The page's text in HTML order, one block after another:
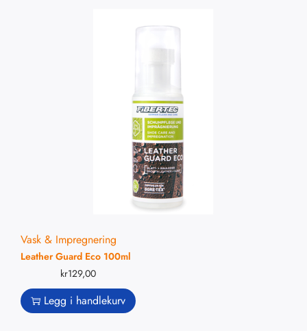
Vask & Impregnering
Leather Guard Eco 100ml
kr129,00
Legg i handlekurv